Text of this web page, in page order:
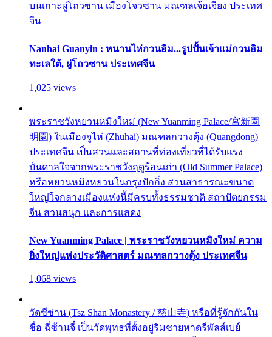
บนเกาะผู่โถวซาน เมืองโจวซาน มณฑลเจ้อเจียง ประเทศ
จีน
Nanhai Guanyin : หนานไห่กวนอิม...รูปปั้นเจ้าแม่กวนอิม
ทะเลใต้, ผู่โถวซาน ประเทศจีน
1,025 views
พระราชวังหยวนหมิงใหม่ (New Yuanming Palace/宮新園
明園) ในเมืองจูไห่ (Zhuhai) มณฑลกวางตุ้ง (Quangdong)
ประเทศจีน เป็นสวนและสถานที่ท่องเที่ยวที่ได้รับแรง
บันดาลใจจากพระราชวังฤดูร้อนเก่า (Old Summer Palace)
หรือหยวนหมิงหยวนในกรุงปักกิ่ง สวนสาธารณะขนาด
ใหญ่ใจกลางเมืองแห่งนี้มีครบทั้งธรรมชาติ สถาปัตยกรรม
จีน สวนสนุก และการแสดง
New Yuanming Palace | พระราชวังหยวนหมิงใหม่ ความ
ยิ่งใหญ่แห่งประวัติศาสตร์ มณฑลกวางตุ้ง ประเทศจีน
1,068 views
วัดซีซ่าน (Tsz Shan Monastery / 慈山寺) หรือที่รู้จักกันใน
ชื่อ ฉี่ซ้านจี๋ เป็นวัดพุทธที่ตั้งอยู่ริมชายหาดรีพัลส์เบย์